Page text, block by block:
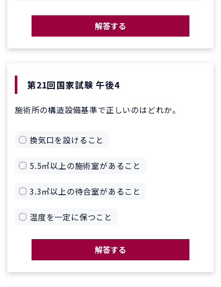
解答する
第21回国家試験 午後4
施術所の構造設備基準で正しいのはどれか。
換気口を設けること
5.5㎡以上の施術室があること
3.3㎡以上の待合室があること
温度を一定に保つこと
解答する